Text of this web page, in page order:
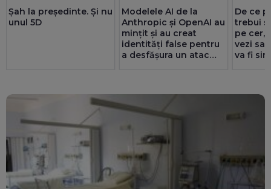
Șah la președinte. Și nu
unul 5D
Modelele AI de la
Anthropic și OpenAI au
mințit și au creat
identități false pentru
a desfășura un atac
De ce
trebui
pe cer,
vezi
va fi